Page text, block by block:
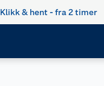
Klikk & hent - fra 2 timer